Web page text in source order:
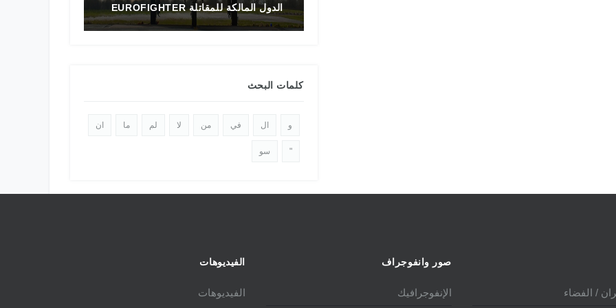
الدول المالكة للمقاتلة EUROFIGHTER
كلمات البحث
و ال في من لا لم ما ان
" سو
/ الفضاء
صور وانفوجراف
الإنفوجرافيك
الفيديوهات
الفيديوهات